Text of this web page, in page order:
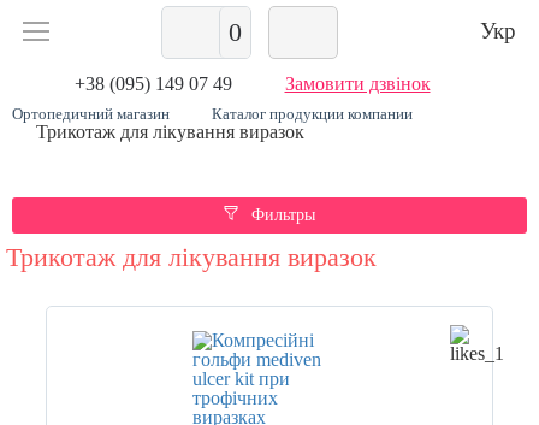
0 Укр
+38 (095) 149 07 49 Замовити дзвінок
Ортопедичний магазин Каталог продукции компании
Трикотаж для лікування виразок
Фильтры
Трикотаж для лікування виразок